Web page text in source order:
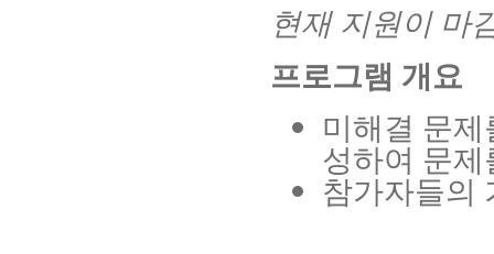
현재 지원이 마
프로그램 개요
미해결 문
성하여 문제
참가자들의